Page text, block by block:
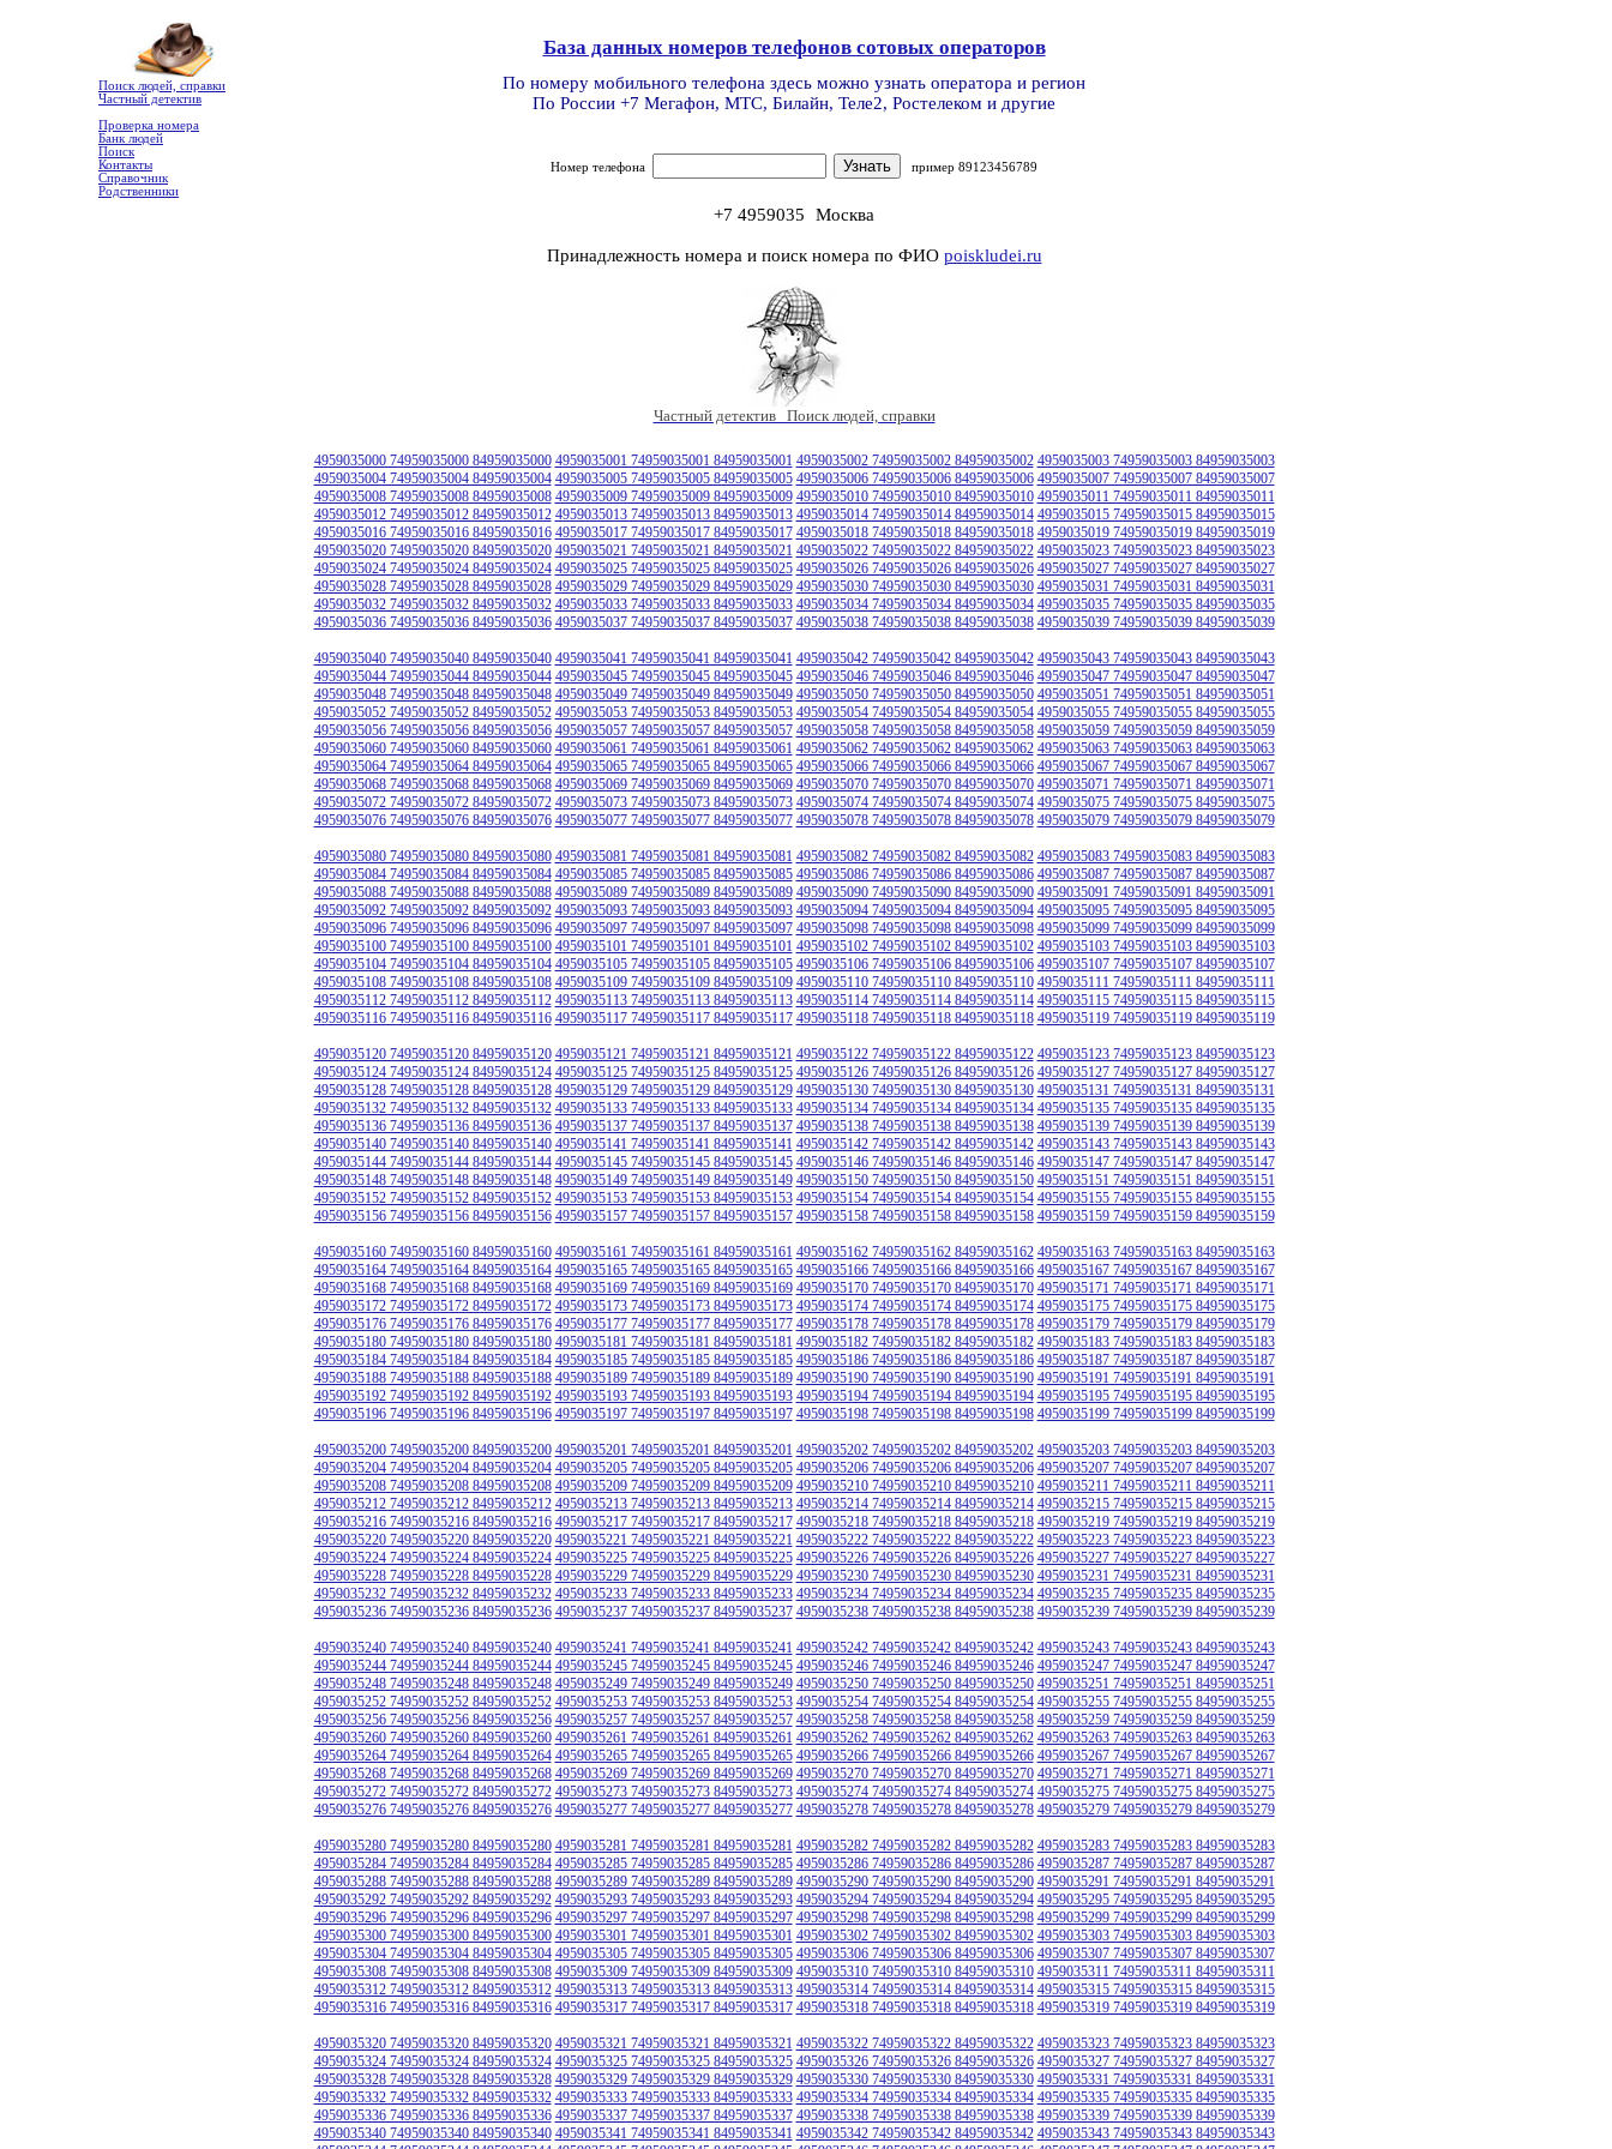
Поиск людей, справки
Частный детектив
Проверка номера
Банк людей
Поиск
Контакты
Справочник
Родственники
База данных номеров телефонов сотовых операторов
По номеру мобильного телефона здесь можно узнать оператора и регион
По России +7 Мегафон, МТС, Билайн, Теле2, Ростелеком и другие
Номер телефона пример 89123456789
+7 4959035 Москва
Принадлежность номера и поиск номера по ФИО poiskludei.ru
Частный детектив Поиск людей, справки
4959035000 74959035000 84959035000 4959035001 74959035001 84959035001 4959035002 74959035002 84959035002 4959035003 74959035003 84959035003
4959035004 74959035004 84959035004 4959035005 74959035005 84959035005 4959035006 74959035006 84959035006 4959035007 74959035007 84959035007
4959035008 74959035008 84959035008 4959035009 74959035009 84959035009 4959035010 74959035010 84959035010 4959035011 74959035011 84959035011
4959035012 74959035012 84959035012 4959035013 74959035013 84959035013 4959035014 74959035014 84959035014 4959035015 74959035015 84959035015
4959035016 74959035016 84959035016 4959035017 74959035017 84959035017 4959035018 74959035018 84959035018 4959035019 74959035019 84959035019
4959035020 74959035020 84959035020 4959035021 74959035021 84959035021 4959035022 74959035022 84959035022 4959035023 74959035023 84959035023
4959035024 74959035024 84959035024 4959035025 74959035025 84959035025 4959035026 74959035026 84959035026 4959035027 74959035027 84959035027
4959035028 74959035028 84959035028 4959035029 74959035029 84959035029 4959035030 74959035030 84959035030 4959035031 74959035031 84959035031
4959035032 74959035032 84959035032 4959035033 74959035033 84959035033 4959035034 74959035034 84959035034 4959035035 74959035035 84959035035
4959035036 74959035036 84959035036 4959035037 74959035037 84959035037 4959035038 74959035038 84959035038 4959035039 74959035039 84959035039
4959035040 74959035040 84959035040 4959035041 74959035041 84959035041 4959035042 74959035042 84959035042 4959035043 74959035043 84959035043
4959035044 74959035044 84959035044 4959035045 74959035045 84959035045 4959035046 74959035046 84959035046 4959035047 74959035047 84959035047
4959035048 74959035048 84959035048 4959035049 74959035049 84959035049 4959035050 74959035050 84959035050 4959035051 74959035051 84959035051
4959035052 74959035052 84959035052 4959035053 74959035053 84959035053 4959035054 74959035054 84959035054 4959035055 74959035055 84959035055
4959035056 74959035056 84959035056 4959035057 74959035057 84959035057 4959035058 74959035058 84959035058 4959035059 74959035059 84959035059
4959035060 74959035060 84959035060 4959035061 74959035061 84959035061 4959035062 74959035062 84959035062 4959035063 74959035063 84959035063
4959035064 74959035064 84959035064 4959035065 74959035065 84959035065 4959035066 74959035066 84959035066 4959035067 74959035067 84959035067
4959035068 74959035068 84959035068 4959035069 74959035069 84959035069 4959035070 74959035070 84959035070 4959035071 74959035071 84959035071
4959035072 74959035072 84959035072 4959035073 74959035073 84959035073 4959035074 74959035074 84959035074 4959035075 74959035075 84959035075
4959035076 74959035076 84959035076 4959035077 74959035077 84959035077 4959035078 74959035078 84959035078 4959035079 74959035079 84959035079
4959035080 74959035080 84959035080 4959035081 74959035081 84959035081 4959035082 74959035082 84959035082 4959035083 74959035083 84959035083
4959035084 74959035084 84959035084 4959035085 74959035085 84959035085 4959035086 74959035086 84959035086 4959035087 74959035087 84959035087
4959035088 74959035088 84959035088 4959035089 74959035089 84959035089 4959035090 74959035090 84959035090 4959035091 74959035091 84959035091
4959035092 74959035092 84959035092 4959035093 74959035093 84959035093 4959035094 74959035094 84959035094 4959035095 74959035095 84959035095
4959035096 74959035096 84959035096 4959035097 74959035097 84959035097 4959035098 74959035098 84959035098 4959035099 74959035099 84959035099
4959035100 74959035100 84959035100 4959035101 74959035101 84959035101 4959035102 74959035102 84959035102 4959035103 74959035103 84959035103
4959035104 74959035104 84959035104 4959035105 74959035105 84959035105 4959035106 74959035106 84959035106 4959035107 74959035107 84959035107
4959035108 74959035108 84959035108 4959035109 74959035109 84959035109 4959035110 74959035110 84959035110 4959035111 74959035111 84959035111
4959035112 74959035112 84959035112 4959035113 74959035113 84959035113 4959035114 74959035114 84959035114 4959035115 74959035115 84959035115
4959035116 74959035116 84959035116 4959035117 74959035117 84959035117 4959035118 74959035118 84959035118 4959035119 74959035119 84959035119
4959035120 74959035120 84959035120 4959035121 74959035121 84959035121 4959035122 74959035122 84959035122 4959035123 74959035123 84959035123
4959035124 74959035124 84959035124 4959035125 74959035125 84959035125 4959035126 74959035126 84959035126 4959035127 74959035127 84959035127
4959035128 74959035128 84959035128 4959035129 74959035129 84959035129 4959035130 74959035130 84959035130 4959035131 74959035131 84959035131
4959035132 74959035132 84959035132 4959035133 74959035133 84959035133 4959035134 74959035134 84959035134 4959035135 74959035135 84959035135
4959035136 74959035136 84959035136 4959035137 74959035137 84959035137 4959035138 74959035138 84959035138 4959035139 74959035139 84959035139
4959035140 74959035140 84959035140 4959035141 74959035141 84959035141 4959035142 74959035142 84959035142 4959035143 74959035143 84959035143
4959035144 74959035144 84959035144 4959035145 74959035145 84959035145 4959035146 74959035146 84959035146 4959035147 74959035147 84959035147
4959035148 74959035148 84959035148 4959035149 74959035149 84959035149 4959035150 74959035150 84959035150 4959035151 74959035151 84959035151
4959035152 74959035152 84959035152 4959035153 74959035153 84959035153 4959035154 74959035154 84959035154 4959035155 74959035155 84959035155
4959035156 74959035156 84959035156 4959035157 74959035157 84959035157 4959035158 74959035158 84959035158 4959035159 74959035159 84959035159
4959035160 74959035160 84959035160 4959035161 74959035161 84959035161 4959035162 74959035162 84959035162 4959035163 74959035163 84959035163
4959035164 74959035164 84959035164 4959035165 74959035165 84959035165 4959035166 74959035166 84959035166 4959035167 74959035167 84959035167
4959035168 74959035168 84959035168 4959035169 74959035169 84959035169 4959035170 74959035170 84959035170 4959035171 74959035171 84959035171
4959035172 74959035172 84959035172 4959035173 74959035173 84959035173 4959035174 74959035174 84959035174 4959035175 74959035175 84959035175
4959035176 74959035176 84959035176 4959035177 74959035177 84959035177 4959035178 74959035178 84959035178 4959035179 74959035179 84959035179
4959035180 74959035180 84959035180 4959035181 74959035181 84959035181 4959035182 74959035182 84959035182 4959035183 74959035183 84959035183
4959035184 74959035184 84959035184 4959035185 74959035185 84959035185 4959035186 74959035186 84959035186 4959035187 74959035187 84959035187
4959035188 74959035188 84959035188 4959035189 74959035189 84959035189 4959035190 74959035190 84959035190 4959035191 74959035191 84959035191
4959035192 74959035192 84959035192 4959035193 74959035193 84959035193 4959035194 74959035194 84959035194 4959035195 74959035195 84959035195
4959035196 74959035196 84959035196 4959035197 74959035197 84959035197 4959035198 74959035198 84959035198 4959035199 74959035199 84959035199
4959035200 74959035200 84959035200 4959035201 74959035201 84959035201 4959035202 74959035202 84959035202 4959035203 74959035203 84959035203
4959035204 74959035204 84959035204 4959035205 74959035205 84959035205 4959035206 74959035206 84959035206 4959035207 74959035207 84959035207
4959035208 74959035208 84959035208 4959035209 74959035209 84959035209 4959035210 74959035210 84959035210 4959035211 74959035211 84959035211
4959035212 74959035212 84959035212 4959035213 74959035213 84959035213 4959035214 74959035214 84959035214 4959035215 74959035215 84959035215
4959035216 74959035216 84959035216 4959035217 74959035217 84959035217 4959035218 74959035218 84959035218 4959035219 74959035219 84959035219
4959035220 74959035220 84959035220 4959035221 74959035221 84959035221 4959035222 74959035222 84959035222 4959035223 74959035223 84959035223
4959035224 74959035224 84959035224 4959035225 74959035225 84959035225 4959035226 74959035226 84959035226 4959035227 74959035227 84959035227
4959035228 74959035228 84959035228 4959035229 74959035229 84959035229 4959035230 74959035230 84959035230 4959035231 74959035231 84959035231
4959035232 74959035232 84959035232 4959035233 74959035233 84959035233 4959035234 74959035234 84959035234 4959035235 74959035235 84959035235
4959035236 74959035236 84959035236 4959035237 74959035237 84959035237 4959035238 74959035238 84959035238 4959035239 74959035239 84959035239
4959035240 74959035240 84959035240 4959035241 74959035241 84959035241 4959035242 74959035242 84959035242 4959035243 74959035243 84959035243
4959035244 74959035244 84959035244 4959035245 74959035245 84959035245 4959035246 74959035246 84959035246 4959035247 74959035247 84959035247
4959035248 74959035248 84959035248 4959035249 74959035249 84959035249 4959035250 74959035250 84959035250 4959035251 74959035251 84959035251
4959035252 74959035252 84959035252 4959035253 74959035253 84959035253 4959035254 74959035254 84959035254 4959035255 74959035255 84959035255
4959035256 74959035256 84959035256 4959035257 74959035257 84959035257 4959035258 74959035258 84959035258 4959035259 74959035259 84959035259
4959035260 74959035260 84959035260 4959035261 74959035261 84959035261 4959035262 74959035262 84959035262 4959035263 74959035263 84959035263
4959035264 74959035264 84959035264 4959035265 74959035265 84959035265 4959035266 74959035266 84959035266 4959035267 74959035267 84959035267
4959035268 74959035268 84959035268 4959035269 74959035269 84959035269 4959035270 74959035270 84959035270 4959035271 74959035271 84959035271
4959035272 74959035272 84959035272 4959035273 74959035273 84959035273 4959035274 74959035274 84959035274 4959035275 74959035275 84959035275
4959035276 74959035276 84959035276 4959035277 74959035277 84959035277 4959035278 74959035278 84959035278 4959035279 74959035279 84959035279
4959035280 74959035280 84959035280 4959035281 74959035281 84959035281 4959035282 74959035282 84959035282 4959035283 74959035283 84959035283
4959035284 74959035284 84959035284 4959035285 74959035285 84959035285 4959035286 74959035286 84959035286 4959035287 74959035287 84959035287
4959035288 74959035288 84959035288 4959035289 74959035289 84959035289 4959035290 74959035290 84959035290 4959035291 74959035291 84959035291
4959035292 74959035292 84959035292 4959035293 74959035293 84959035293 4959035294 74959035294 84959035294 4959035295 74959035295 84959035295
4959035296 74959035296 84959035296 4959035297 74959035297 84959035297 4959035298 74959035298 84959035298 4959035299 74959035299 84959035299
4959035300 74959035300 84959035300 4959035301 74959035301 84959035301 4959035302 74959035302 84959035302 4959035303 74959035303 84959035303
4959035304 74959035304 84959035304 4959035305 74959035305 84959035305 4959035306 74959035306 84959035306 4959035307 74959035307 84959035307
4959035308 74959035308 84959035308 4959035309 74959035309 84959035309 4959035310 74959035310 84959035310 4959035311 74959035311 84959035311
4959035312 74959035312 84959035312 4959035313 74959035313 84959035313 4959035314 74959035314 84959035314 4959035315 74959035315 84959035315
4959035316 74959035316 84959035316 4959035317 74959035317 84959035317 4959035318 74959035318 84959035318 4959035319 74959035319 84959035319
4959035320 74959035320 84959035320 4959035321 74959035321 84959035321 4959035322 74959035322 84959035322 4959035323 74959035323 84959035323
4959035324 74959035324 84959035324 4959035325 74959035325 84959035325 4959035326 74959035326 84959035326 4959035327 74959035327 84959035327
4959035328 74959035328 84959035328 4959035329 74959035329 84959035329 4959035330 74959035330 84959035330 4959035331 74959035331 84959035331
4959035332 74959035332 84959035332 4959035333 74959035333 84959035333 4959035334 74959035334 84959035334 4959035335 74959035335 84959035335
4959035336 74959035336 84959035336 4959035337 74959035337 84959035337 4959035338 74959035338 84959035338 4959035339 74959035339 84959035339
4959035340 74959035340 84959035340 4959035341 74959035341 84959035341 4959035342 74959035342 84959035342 4959035343 74959035343 84959035343